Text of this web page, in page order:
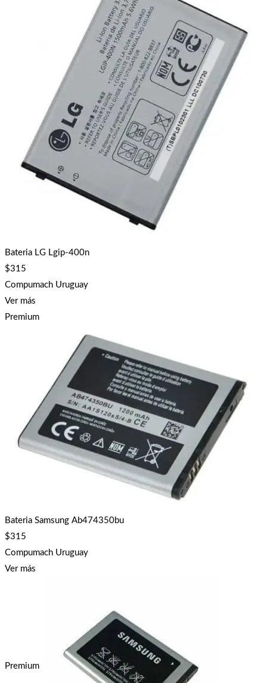
Bateria LG Lgip-400n
$315
Compumach Uruguay
Ver más
Premium
Bateria Samsung Ab474350bu
$315
Compumach Uruguay
Ver más
Premium